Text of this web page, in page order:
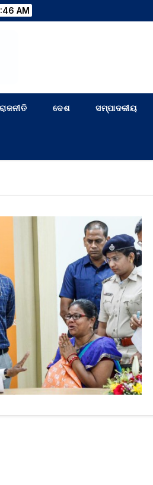
AM
ରାଜନୀତି ଦେଶ ସମ୍ପାଦକୀୟ